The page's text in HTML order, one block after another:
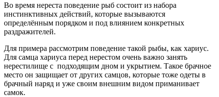
Во время нереста поведение рыб состоит из набора
инстинктивных действий, которые вызываются
определённым порядком и под влиянием конкретных
раздражителей.
Для примера рассмотрим поведение такой рыбы, как хариус.
Для самца хариуса перед нерестом очень важно занять
нерестилище с подходящим дном и укрытием. Такое брачное
место он защищает от других самцов, которые тоже одеты в
брачный наряд и уже своим внешним видом приманивает
самок.